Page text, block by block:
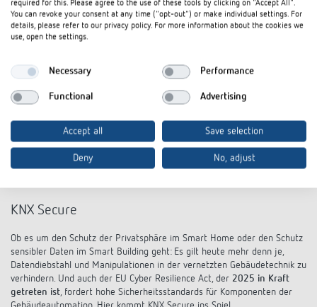
KNX Secure
Ob es um den Schutz der Privatsphäre im Smart Home oder den Schutz
sensibler Daten im Smart Building geht: Es gilt heute mehr denn je,
Datendiebstahl und Manipulationen in der vernetzten Gebäudetechnik zu
verhindern. Und auch der EU Cyber Resilience Act, der 2025 in Kraft
getreten ist, fordert hohe Sicherheitsstandards für Komponenten der
required for this. Please agree to the use of these tools by clicking on "Accept All".
You can revoke your consent at any time ("opt-out") or make individual settings. For
details, please refer to our privacy policy. For more information about the cookies we
use, open the settings.
Necessary Performance
Functional Advertising
Accept all Save selection
Deny No, adjust